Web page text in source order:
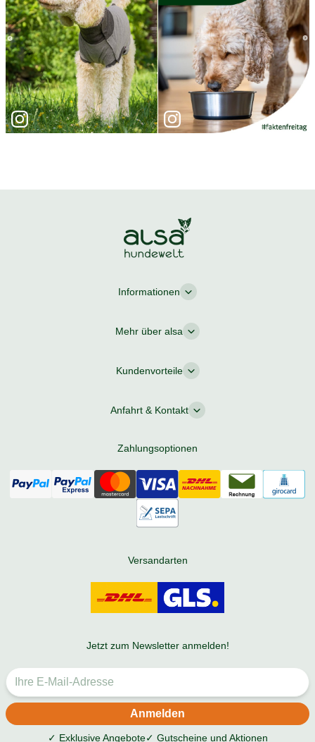
Informationen
Mehr über alsa
Kundenvorteile
Anfahrt & Kontakt
Zahlungsoptionen
Versandarten
Jetzt zum Newsletter anmelden!
✓ Exklusive Angebote✓ Gutscheine und Aktionen